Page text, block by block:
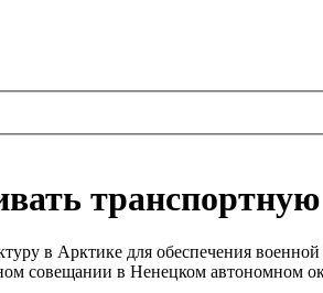
в Арктике для обеспечения
совещании в Ненецком автономном